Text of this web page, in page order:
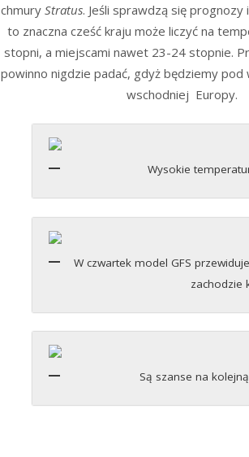
chmury Stratus. Jeśli sprawdzą się prognozy
to znaczna cześć kraju może liczyć na
stopni, a miejscami nawet 23-24 stopnie.
powinno nigdzie padać, gdyż będziemy pod
wschodniej Europy.
Wysokie
W czwartek model GFS
zachodzie
Są szanse na